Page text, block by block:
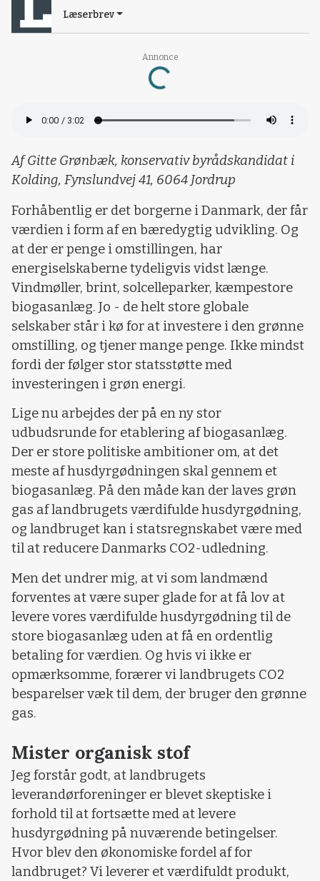
Annonce
Loading...
Læserbrev
Af Gitte Grønbæk, konservativ byrådskandidat i
Kolding, Fynslundvej 41, 6064 Jordrup
Forhåbentlig er det borgerne i Danmark, der får
værdien i form af en bæredygtig udvikling. Og
at der er penge i omstillingen, har
energiselskaberne tydeligvis vidst længe.
Vindmøller, brint, solcelleparker, kæmpestore
biogasanlæg. Jo - de helt store globale
selskaber står i kø for at investere i den grønne
omstilling, og tjener mange penge. Ikke mindst
fordi der følger stor statsstøtte med
investeringen i grøn energi.
Lige nu arbejdes der på en ny stor
udbudsrunde for etablering af biogasanlæg.
Der er store politiske ambitioner om, at det
meste af husdyrgødningen skal gennem et
biogasanlæg. På den måde kan der laves grøn
gas af landbrugets værdifulde husdyrgødning,
og landbruget kan i statsregnskabet være med
til at reducere Danmarks CO2-udledning.
Men det undrer mig, at vi som landmænd
forventes at være super glade for at få lov at
levere vores værdifulde husdyrgødning til de
store biogasanlæg uden at få en ordentlig
betaling for værdien. Og hvis vi ikke er
opmærksomme, forærer vi landbrugets CO2
besparelser væk til dem, der bruger den grønne
gas.
Mister organisk stof
Jeg forstår godt, at landbrugets
leverandørforeninger er blevet skeptiske i
forhold til at fortsætte med at levere
husdyrgødning på nuværende betingelser.
Hvor blev den økonomiske fordel af for
landbruget? Vi leverer et værdifuldt produkt,